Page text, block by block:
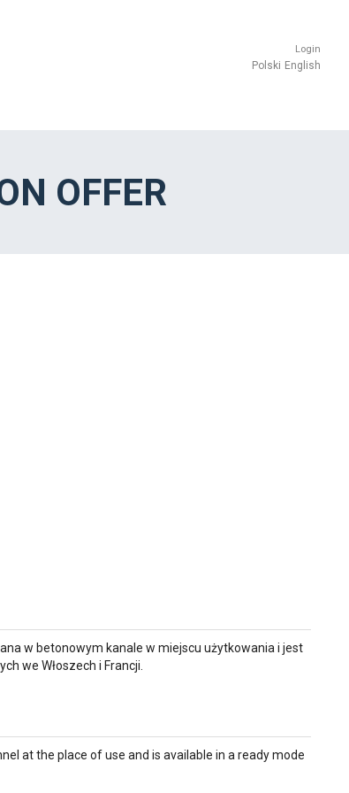
Login
Polski English
OFFER
w betonowym kanale w miejscu użytkowania i jest
we Włoszech i Francji.
at the place of use and is available in a ready mode